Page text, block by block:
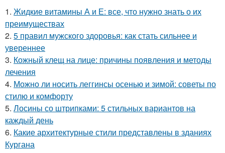
1. Жидкие витамины А и Е: все, что нужно знать о их
преимуществах
2. 5 правил мужского здоровья: как стать сильнее и
увереннее
3. Кожный клещ на лице: причины появления и методы
лечения
4. Можно ли носить леггинсы осенью и зимой: советы по
стилю и комфорту
5. Лосины со штрипками: 5 стильных вариантов на
каждый день
6. Какие архитектурные стили представлены в зданиях
Кургана